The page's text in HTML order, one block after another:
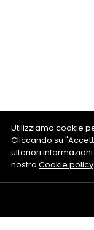
Utilizziamo cookie
Cliccando su
ulteriori
nostra Cookie policy